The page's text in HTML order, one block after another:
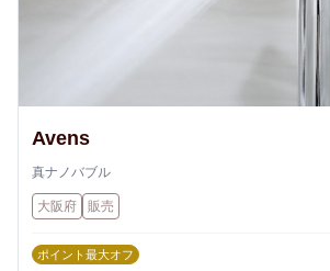
Avens
真ナノバブル
大阪府 販売
ポイント最大オフ